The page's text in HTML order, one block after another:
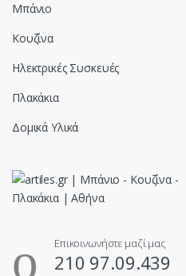
Μπάνιο
Κουζίνα
Ηλεκτρικές Συσκευές
Πλακάκια
Δομικά Υλικά
Επικοινωνήστε μαζί μας
210 97.09.439